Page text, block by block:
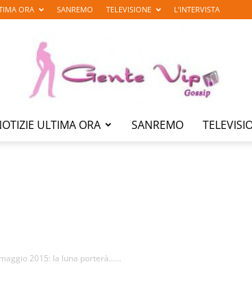
ORA SANREMO TELEVISIONE L’INTERVISTA
ULTIMA ORA SANREMO
2015: la luna porterà…...